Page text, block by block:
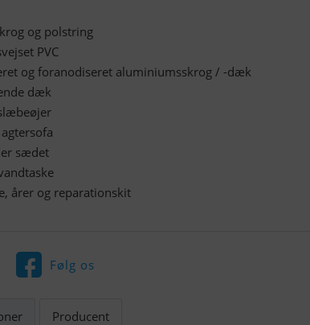
og polstring
PVC
og foranodiseret aluminiumsskrog / -dæk
dæk
sædet
årer og reparationskit
Følg os
Producent